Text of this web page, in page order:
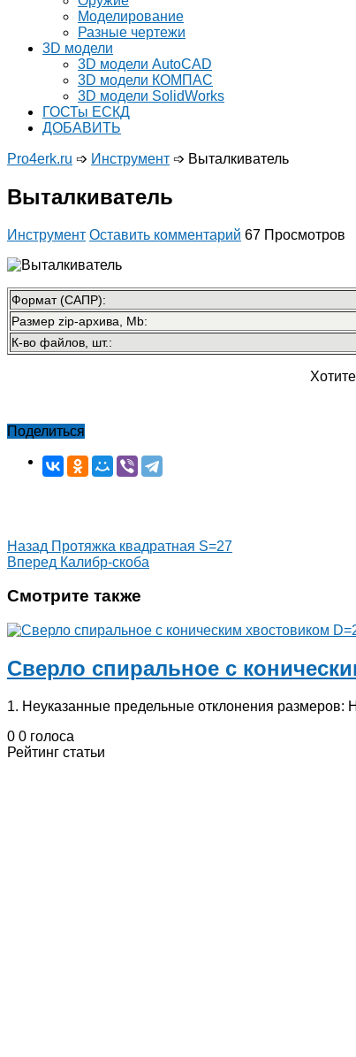
Моделирование
Разные чертежи
3D модели
3D модели AutoCAD
3D модели КОМПАС
3D модели SolidWorks
ГОСТы ЕСКД
ДОБАВИТЬ
Pro4erk.ru ➩ Инструмент ➩ Выталкиватель
Выталкиватель
Инструмент Оставить комментарий 67 Просмотров
Формат (САПР):
Размер zip-архива, Mb:
К-во файлов, шт.:
Поделиться
Назад Протяжка квадратная S=27
Вперед Калибр-скоба
Смотрите также
Сверло спиральное с
1. Неуказанные предельные отклонения
0 0 голоса
Рейтинг статьи